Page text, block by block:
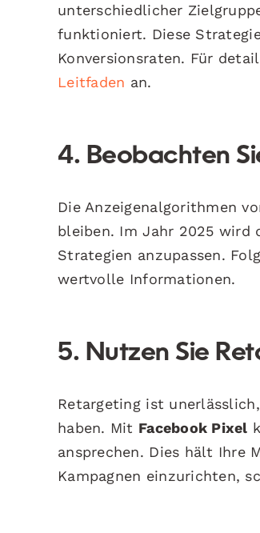
unterschiedlicher
funktioniert. Diese
Konversionsraten. Für
Leitfaden an.
4. Beobachten
Die Anzeigenalgorithmen
bleiben. Im Jahr 2025 wird
Strategien anzupassen.
wertvolle Informationen.
5. Nutzen Sie
Retargeting ist
haben. Mit Facebook Pixel
ansprechen. Dies hält Ihre
Kampagnen einzurichten,